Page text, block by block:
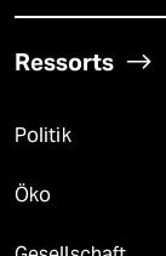
Ressorts
Politik
Öko